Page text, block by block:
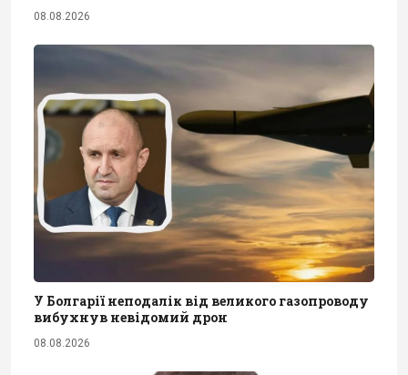
08.08.2026
У Болгарії неподалік від великого газопроводу
вибухнув невідомий дрон
08.08.2026